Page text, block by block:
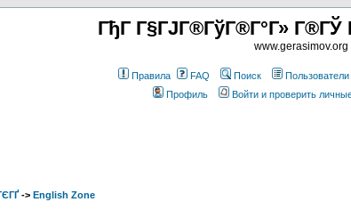
ГђГ Г§ГЈГ®ГўГ®Г°Г»
www.gerasimov.org
Правила FAQ Поиск Пользователи
Профиль
Войти и проверить
-> English Zone